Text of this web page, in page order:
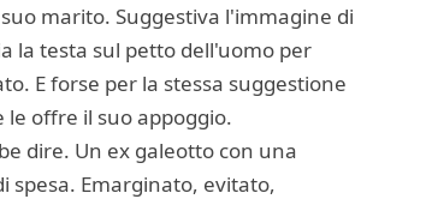
marito. Suggestiva l'immagine di
la testa sul petto dell'uomo per
E forse per la stessa suggestione
offre il suo appoggio.
dire. Un ex galeotto con una
spesa. Emarginato, evitato,